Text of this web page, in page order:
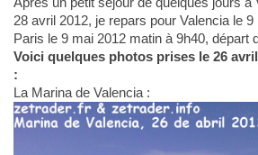
28 avril 2012, je repars pour Valencia le
Paris le 9 mai 2012 matin à 9h40, départ
Voici quelques photos prises le 26
:
La Marina de Valencia :